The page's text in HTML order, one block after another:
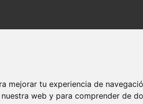
mejorar tu experiencia de
web y para comprender de
trama y detalles de la película
trama y detalles de